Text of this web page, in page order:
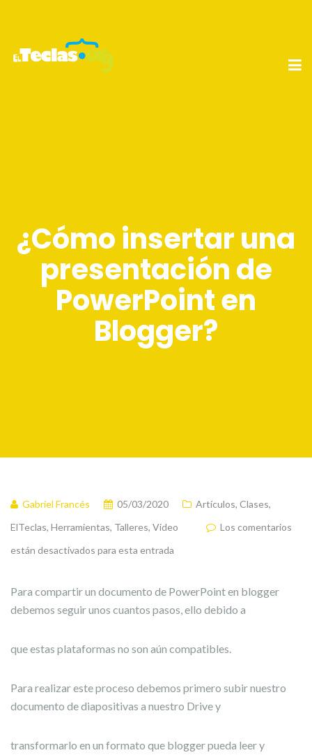
¿Cómo insertar una
presentación de
PowerPoint en
Blogger?
Gabriel Francés 05/03/2020 Artículos, Clases,
ElTeclas, Herramientas, Talleres, Video
Los comentarios
están desactivados para esta entrada
Para compartir un documento de PowerPoint en blogger
debemos seguir unos cuantos pasos, ello debido a
que estas plataformas no son aún compatibles.
Para realizar este proceso debemos primero subir nuestro
documento de diapositivas a nuestro Drive y
transformarlo en un formato que blogger pueda leer y